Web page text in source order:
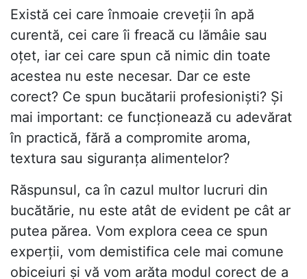
Există cei care înmoaie creveții în apă
curentă, cei care îi freacă cu lămâie sau
oțet, iar cei care spun că nimic din toate
acestea nu este necesar. Dar ce este
corect? Ce spun bucătarii profesioniști? Și
mai important: ce funcționează cu adevărat
în practică, fără a compromite aroma,
textura sau siguranța alimentelor?
Răspunsul, ca în cazul multor lucruri din
bucătărie, nu este atât de evident pe cât ar
putea părea. Vom explora ceea ce spun
experții, vom demistifica cele mai comune
obiceiuri și vă vom arăta modul corect de a